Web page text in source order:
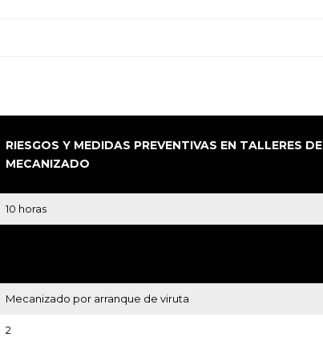
RIESGOS Y MEDIDAS PREVENTIVAS EN TALLERES DE
MECANIZADO
10 horas
Mecanizado por arranque de viruta
2